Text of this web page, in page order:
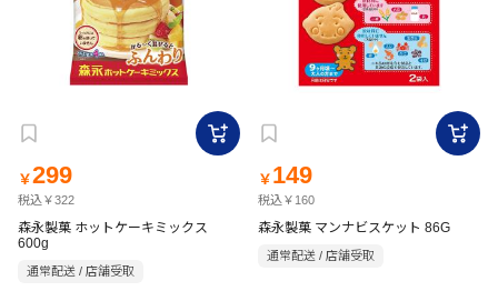
￥299
税込￥322
森永製菓 ホットケーキミックス
600g
通常配送 / 店舗受取
￥ 149
税込￥160
森永製菓 マンナビスケット 86G
通常配送 / 店舗受取